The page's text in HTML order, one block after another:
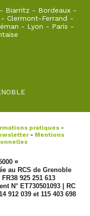
- Biarritz - Bordeaux -
- Clermont-Ferrand -
- Lyon - Paris -
pratiques -
- Mentions
¤
au RCS de Grenoble
925 251 613
N° ET730501093 | RC
912 039 et 115 403 698